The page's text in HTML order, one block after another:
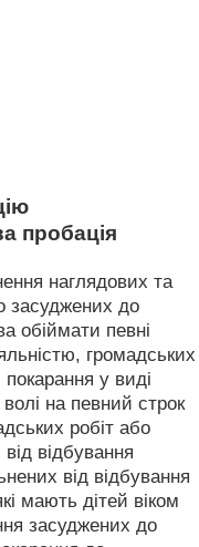
пробація
наглядових та
засуджених до
обіймати певні
громадських
у виді
на певний строк
робіт або
відбування
від відбування
мають дітей віком
засуджених до